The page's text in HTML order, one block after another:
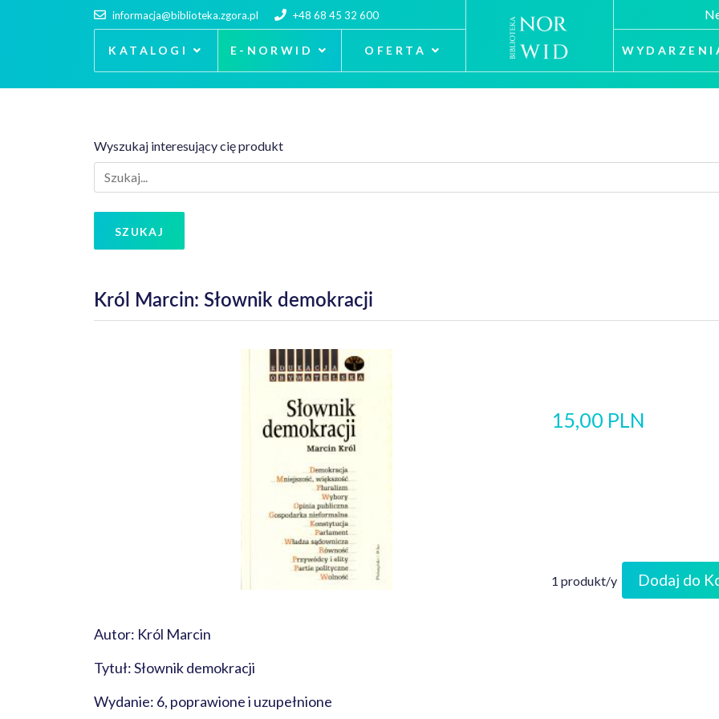
informacja@biblioteka.zgora.pl +48 68 45 32 600
KATALOGI E-NORWID OFERTA
Wyszukaj interesujący cię produkt
SZUKAJ
Król Marcin: Słownik demokracji
15,00 PLN
1 produkt/y Dodaj do
Autor: Król Marcin
Tytuł: Słownik demokracji
Wydanie: 6, poprawione i uzupełnione